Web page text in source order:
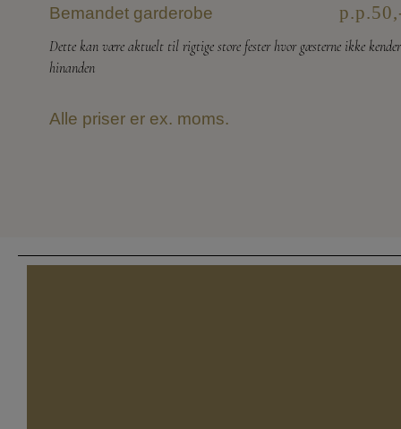
Bemandet garderobe
Dette kan være aktuelt til rigtige store fester hvor gæsterne ikke kender
hinanden
Alle priser er ex. moms.